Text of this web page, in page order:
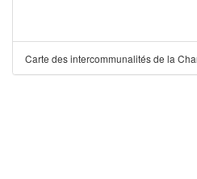
Carte des intercommunalités de la